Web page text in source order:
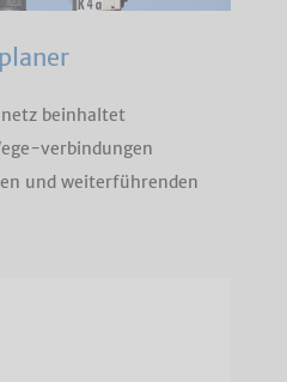
beinhaltet
verbindungen
und weiterführenden